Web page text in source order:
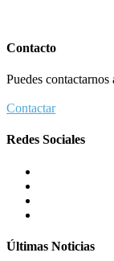
Contacto
Puedes
Contactar
Redes Sociales
Últimas Noticias